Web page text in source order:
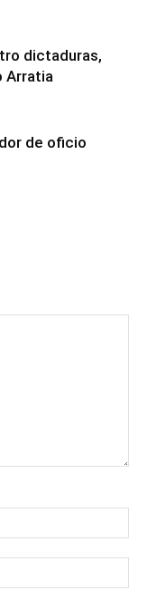
dictaduras,
Arratia
de oficio